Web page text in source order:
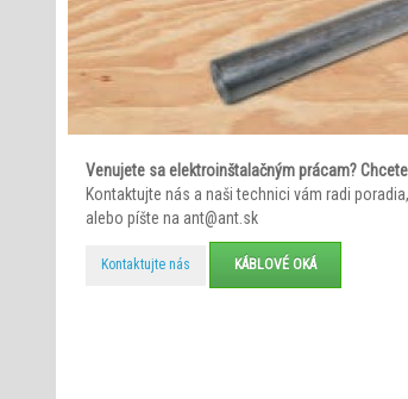
Venujete sa elektroinštalačným prácam?
Kontaktujte nás a naši technici vám radi
alebo píšte na ant@ant.sk
Kontaktujte nás KÁBLOVÉ OKÁ